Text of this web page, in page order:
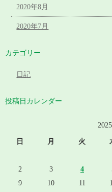
2020年8月
2020年7月
カテゴリー
日記
投稿日カレンダー
日 月 火
2
3 4
9
10 11